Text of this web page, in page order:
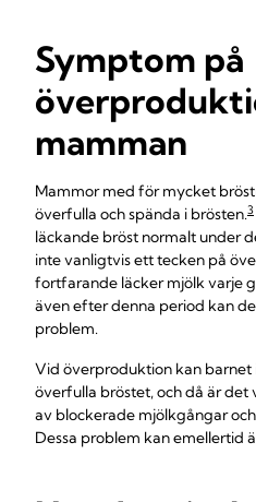
Symptom på
mamman
Mammor med för mycket
överfulla och spända i brösten.3
läckande bröst normalt under
inte vanligtvis ett tecken på
fortfarande läcker mjölk varje
även efter denna period kan
problem.
Vid överproduktion kan
överfulla bröstet, och då är
av blockerade mjölkgångar
Dessa problem kan emellertid